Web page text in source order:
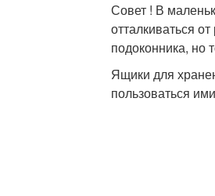
Совет ! В
отталкиваться
подоконника, но
Ящики для
пользоваться